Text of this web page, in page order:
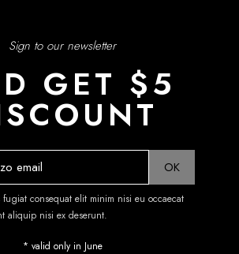
Sign to our newsletter
GET $5
fugiat consequat elit minim nisi eu occaecat
aliquip nisi ex deserunt.
* valid only in June